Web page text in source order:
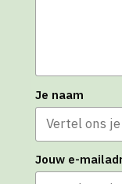
Je naam
Jouw e-